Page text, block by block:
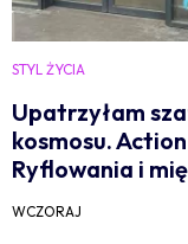
STYL ŻYCIA
Upatrzyłam
kosmosu.
Ryflowania i
WCZORAJ